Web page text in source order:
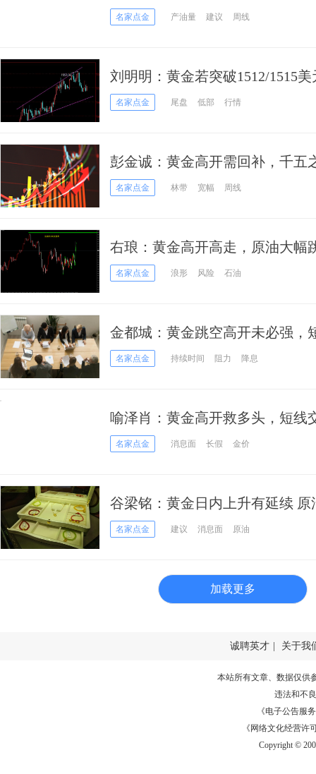
名家点金 产油量 建议 周线
刘明明：黄金若突破1512/1515
名家点金 尾盘 低部 行情
彭金诚：黄金高开需回补，千五
名家点金 林带 宽幅 周线
右琅：黄金高开高走，原油大幅
名家点金 浪形 风险 石油
金都城：黄金跳空高开未必强，
名家点金 持续时间 阻力 降息
喻泽肖：黄金高开救多头，短线
名家点金 消息面 长假 金价
谷梁铭：黄金日内上升有延续
名家点金 建议 消息面 原油
加载更多
诚聘英才 关于我
本站所有文章、数据仅供
违法和不
《电子公告服务
《网络文化经营许
Copyright ©